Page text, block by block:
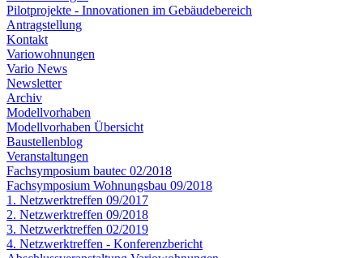
Pilotprojekte - Innovationen im Gebäudebereich
Antragstellung
Kontakt
Variowohnungen
Vario News
Newsletter
Archiv
Modellvorhaben
Modellvorhaben Übersicht
Baustellenblog
Veranstaltungen
Fachsymposium bautec 02/2018
Fachsymposium Wohnungsbau 09/2018
1. Netzwerktreffen 09/2017
2. Netzwerktreffen 09/2018
3. Netzwerktreffen 02/2019
4. Netzwerktreffen - Konferenzbericht